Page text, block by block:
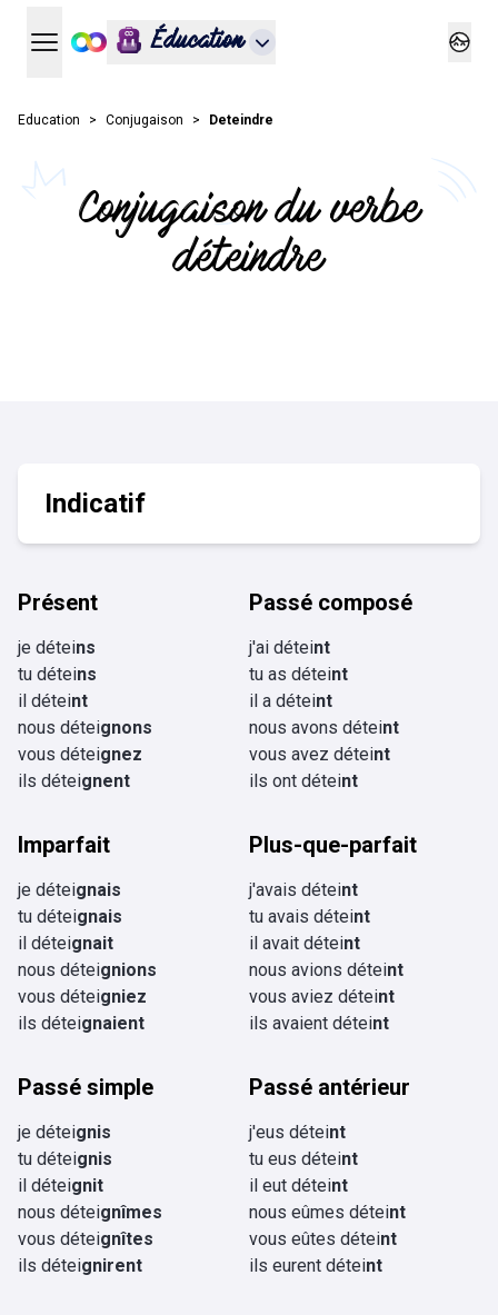
Ouvrir le menu principal
Éducation
Education Conjugaison Deteindre
Conjugaison du verbe
déteindre
Indicatif
Présent
je déteins
tu déteins
il déteint
nous déteignons
vous déteignez
ils déteignent
Passé composé
j'ai déteint
tu as déteint
il a déteint
nous avons déteint
vous avez déteint
ils ont déteint
Imparfait
je déteignais
tu déteignais
il déteignait
nous déteignions
vous déteigniez
ils déteignaient
Plus-que-parfait
j'avais déteint
tu avais déteint
il avait déteint
nous avions déteint
vous aviez déteint
ils avaient déteint
Passé simple
je déteignis
tu déteignis
il déteignit
nous déteignîmes
vous déteignîtes
ils déteignirent
Passé antérieur
j'eus déteint
tu eus déteint
il eut déteint
nous eûmes déteint
vous eûtes déteint
ils eurent déteint